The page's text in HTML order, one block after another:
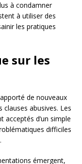
à condamner
à utiliser des
les pratiques
sur les
de nouveaux
abusives. Les
acceptés d’un simple
difficiles
émergent,